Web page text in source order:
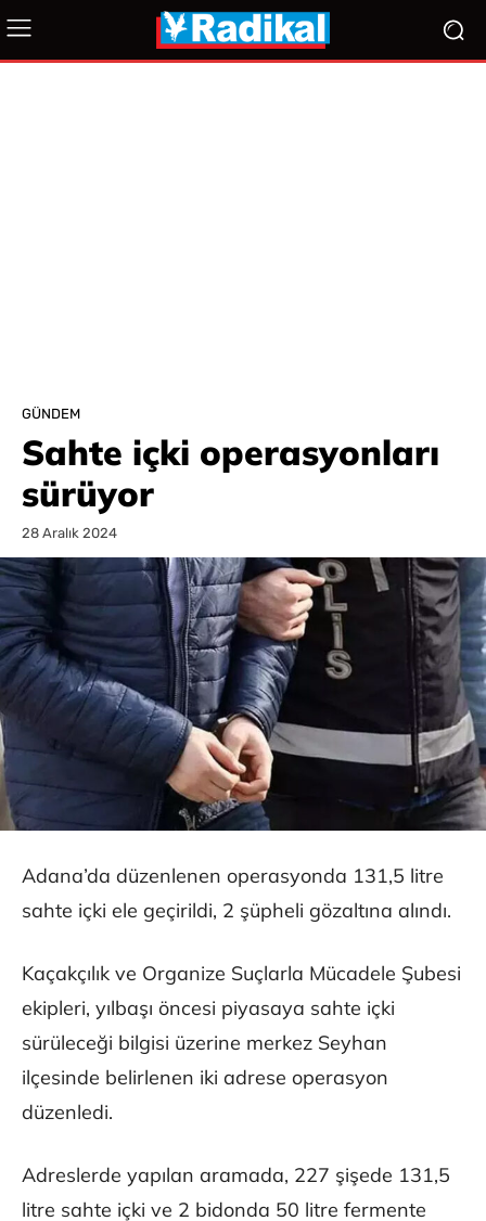
GÜNDEM
Sahte içki operasyonları
sürüyor
28 Aralık 2024
Adana’da düzenlenen operasyonda 131,5 litre
sahte içki ele geçirildi, 2 şüpheli gözaltına alındı.
Kaçakçılık ve Organize Suçlarla Mücadele Şubesi
ekipleri, yılbaşı öncesi piyasaya sahte içki
sürüleceği bilgisi üzerine merkez Seyhan
ilçesinde belirlenen iki adrese operasyon
düzenledi.
Adreslerde yapılan aramada, 227 şişede 131,5
litre sahte içki ve 2 bidonda 50 litre fermente